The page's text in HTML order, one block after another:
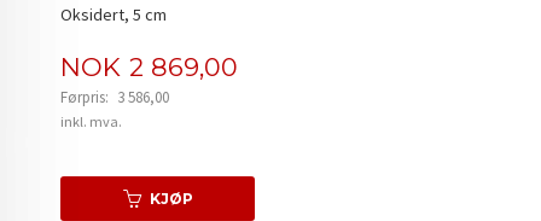
Oksidert, 5 cm
Tilbud
NOK 2 869,00
Førpris: 3 586,00
Rabatt
inkl. mva.
KJØP